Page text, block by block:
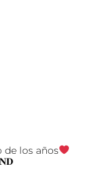
de los años